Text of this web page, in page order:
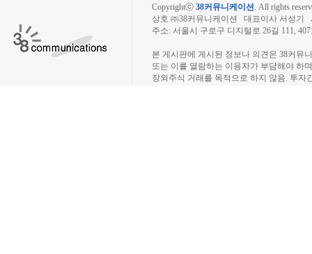
Copyrightⓒ 38커뮤니케이션. All rights
상호 ㈜38커뮤니케이션 대표이사 서성기
주소: 서울시 구로구 디지털로 26길 111,
본 게시판에 게시된 정보나 의견은 38커뮤
또는 이를 열람하는 이용자가 부담해야 하
장외주식 거래를 목적으로 하지 않음. 투